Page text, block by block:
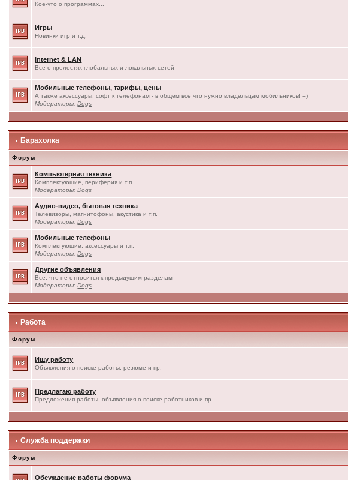
Кое-что о программах...
Игры
Новинки игр и т.д.
Internet & LAN
Все о прелестях глобальных и локальных сетей
Мобильные телефоны, тарифы, цены
А также аксессуары, софт к телефонам - в общем все что нужно владельцам мобильников! =)
Модераторы:Dogs
Барахолка
Форум
Компьютерная техника
Комплектующие, периферия и т.п.
Модераторы:Dogs
Аудио-видео, бытовая техника
Телевизоры, магнитофоны, акустика и т.п.
Модераторы:Dogs
Мобильные телефоны
Комплектующие, аксессуары и т.п.
Модераторы:Dogs
Другие объявления
Все, что не относится к предыдущим разделам
Модераторы:Dogs
Работа
Форум
Ищу работу
Объявления о поиске работы, резюме и пр.
Предлагаю работу
Предложения работы, объявления о поиске работников и пр.
Служба поддержки
Форум
Обсуждение работы форума